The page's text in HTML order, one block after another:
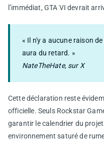
l’immédiat, GTA VI devrait
« Il n'y a aucune raison
aura du retard. »
NateTheHate, sur X
Cette déclaration reste
officielle. Seuls Rockstar
garantir le calendrier du
environnement saturé de